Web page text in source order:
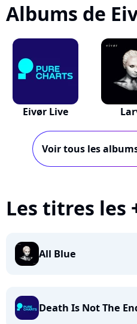
Albums de
Eivør Live
Voir tous les
Les titres les
All Blue
Death Is Not The